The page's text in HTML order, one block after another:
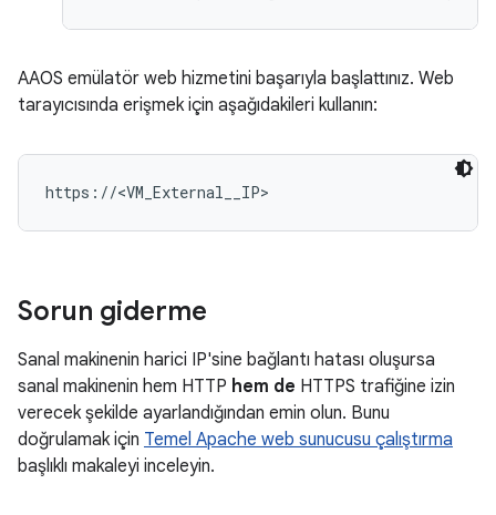
AAOS emülatör web hizmetini başarıyla başlattınız. Web
tarayıcısında erişmek için aşağıdakileri kullanın:
Sorun giderme
Sanal makinenin harici IP'sine bağlantı hatası oluşursa
sanal makinenin hem HTTP hem de HTTPS trafiğine izin
verecek şekilde ayarlandığından emin olun. Bunu
doğrulamak için Temel Apache web sunucusu çalıştırma
başlıklı makaleyi inceleyin.